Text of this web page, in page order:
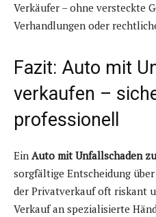
Verkäufer – ohne versteckte
Verhandlungen oder
Fazit: Auto mit
verkaufen –
professionell
Ein Auto mit Unfallschaden
sorgfältige Entscheidung
der Privatverkauf oft riskant
Verkauf an spezialisierte